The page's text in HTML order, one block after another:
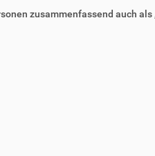
zusammenfassend auch als